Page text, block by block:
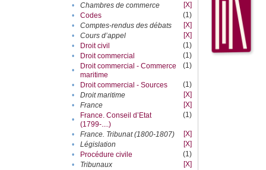
•
Chambres de commerce
[X]
•
Codes
(1)
•
Comptes-rendus des débats
[X]
•
Cours d’appel
[X]
•
Droit civil
(1)
•
Droit commercial
(1)
•
Droit commercial - Commerce
maritime
(1)
• Droit commercial - Sources
(1)
•
Droit maritime
[X]
•
France
[X]
•
France. Conseil d’Etat
(1799-....)
(1)
• France. Tribunat (1800-1807)
[X]
•
Législation
[X]
•
Procédure civile
(1)
•
Tribunaux
[X]